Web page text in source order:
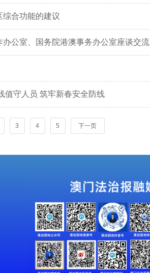
综合功能的建议
公室、国务院港澳事务办公室座谈交流
值守人员 筑牢新春安全防线
3 4 5 下一页